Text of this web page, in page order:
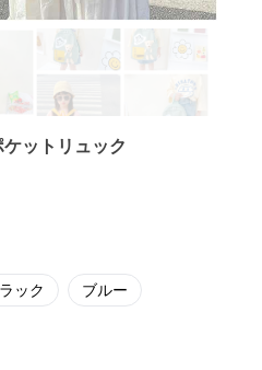
ットリュック
ック ブルー